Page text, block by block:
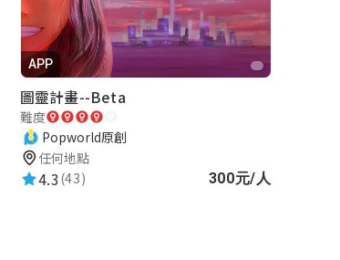
APP
圖靈計畫--Beta
難度
Popworld原創
任何地點
4.3(43) 300元/人